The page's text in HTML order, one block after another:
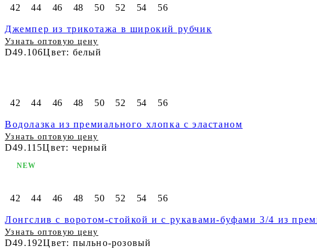
42 44 46 48 50 52 54 56
Джемпер из трикотажа в широкий рубчик
Узнать оптовую цену
D49.106Цвет: белый
42 44 46 48 50 52 54 56
Водолазка из премиального хлопка с эластаном
Узнать оптовую цену
D49.115Цвет: черный
42 44 46 48 50 52 54 56
Лонгслив с воротом-стойкой и с рукавами-буфами 3/4 из
Узнать оптовую цену
D49.192Цвет: пыльно-розовый
NEW